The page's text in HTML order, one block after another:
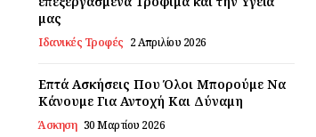
μας
Ιδανικές Τροφές 2 Απριλίου 2026
Επτά Ασκήσεις Που Όλοι Μπορούμε Να
Κάνουμε Για Αντοχή Και Δύναμη
Άσκηση 30 Μαρτίου 2026